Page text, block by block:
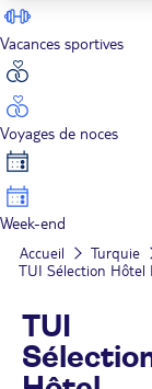
Vacances sportives
Voyages de noces
Week-end
Accueil Turquie
TUI Sélection Hôtel
TUI